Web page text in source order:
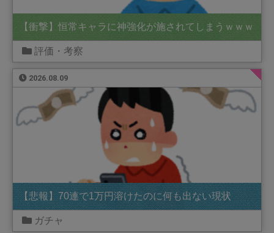
【衝撃】恒常キャラに神強化が施されてしまうｗｗｗ
評価・考察
2026.08.09
【悲報】70連で1万円溶けたのに何も出ない現状
ガチャ